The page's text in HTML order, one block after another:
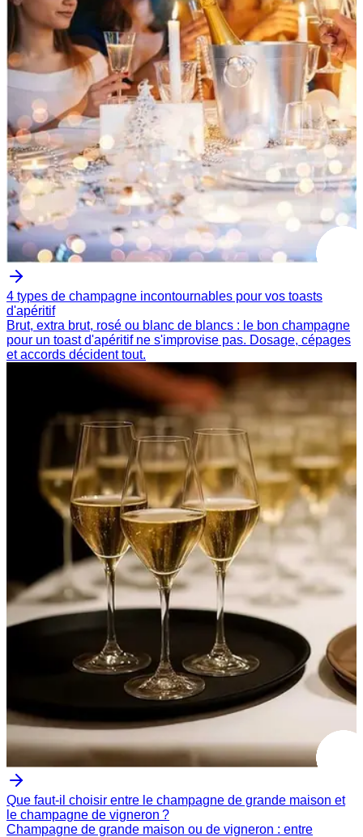
4 types de champagne incontournables pour vos toasts
d'apéritif
Brut, extra brut, rosé ou blanc de blancs : le bon champagne
pour un toast d'apéritif ne s'improvise pas. Dosage, cépages
et accords décident tout.
Que faut-il choisir entre le champagne de grande maison et
le champagne de vigneron ?
Champagne de grande maison ou de vigneron : entre